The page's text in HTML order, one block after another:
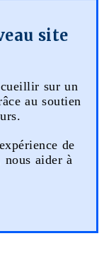
site
sur un
au soutien
de
aider à